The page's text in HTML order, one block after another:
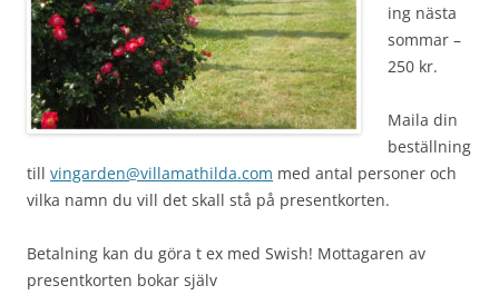
ing nästa
sommar –
250 kr.
Maila din
beställning
till vingarden@villamathilda.com med antal personer och
vilka namn du vill det skall stå på presentkorten.
Betalning kan du göra t ex med Swish! Mottagaren av
presentkorten bokar själv